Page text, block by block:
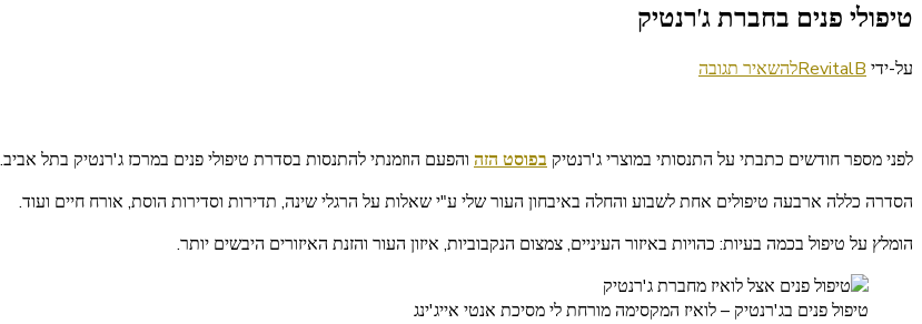
טיפולי פנים בחברת ג'רנטיק
על-ידי RevitalBלהשאיר תגובהבנושא
ג'רנטיק
לפני מספר חודשים כתבתי על התנסותי במוצרי ג'רנטיק בפוסט הזה והפעם הוזמנתי להתנסות בסדרת טיפולי פנים במרכז ג'רנטיק בתל אביב.
הסדרה כללה ארבעה טיפולים אחת לשבוע והחלה באיבחון העור שלי ע"י שאלות על הרגלי שינה, תדירות וסדירות הוסת, אורח חיים ועוד.
הומלץ על טיפול בכמה בעיות: כהויות באיזור העיניים, צמצום הנקבוביות, איזון העור והזנת האיזורים היבשים יותר.
טיפול פנים בג'רנטיק – לואיז המקסימה מורחת לי מסיכת אנטי אייג'ינג